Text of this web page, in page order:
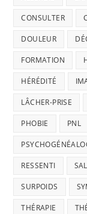
CONSULTER
DOULEUR
FORMATION
HÉRÉDITÉ
LÂCHER-PRISE
PHOBIE PNL
RESSENTI
SURPOIDS
THÉRAPIE